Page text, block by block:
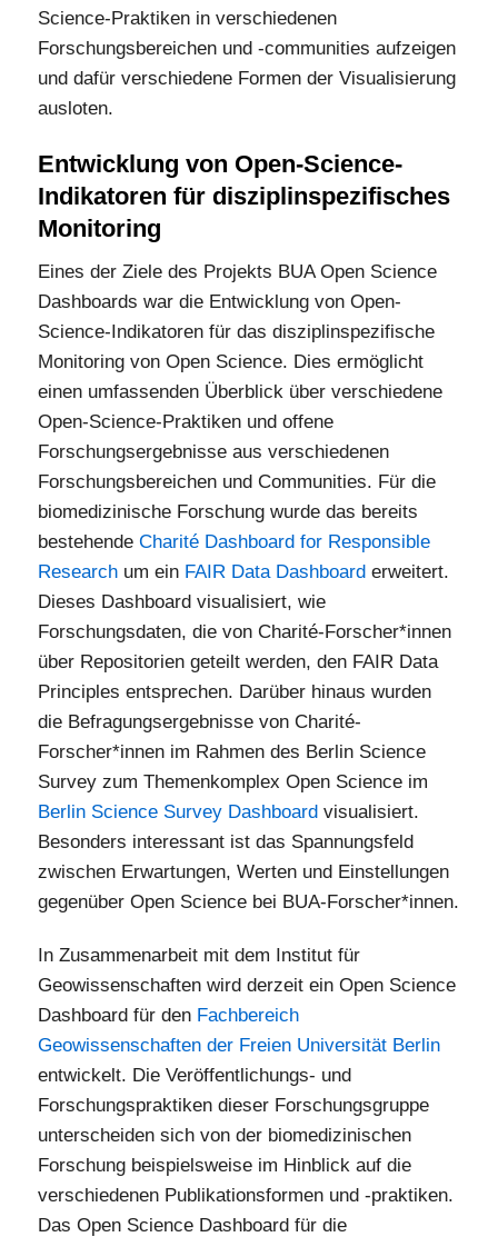
Science-Praktiken in verschiedenen
Forschungsbereichen und -communities aufzeigen
und dafür verschiedene Formen der Visualisierung
ausloten.
Entwicklung von Open-Science-
Indikatoren für disziplinspezifisches
Monitoring
Eines der Ziele des Projekts BUA Open Science
Dashboards war die Entwicklung von Open-
Science-Indikatoren für das disziplinspezifische
Monitoring von Open Science. Dies ermöglicht
einen umfassenden Überblick über verschiedene
Open-Science-Praktiken und offene
Forschungsergebnisse aus verschiedenen
Forschungsbereichen und Communities. Für die
biomedizinische Forschung wurde das bereits
bestehendeCharité Dashboard for Responsible
Research um ein FAIR Data Dashboard erweitert.
Dieses Dashboard visualisiert, wie
Forschungsdaten, die von Charité-Forscher*innen
über Repositorien geteilt werden, den FAIR Data
Principles entsprechen. Darüber hinaus wurden
die Befragungsergebnisse von Charité-
Forscher*innen im Rahmen des Berlin Science
Survey zum Themenkomplex Open Science im
Berlin Science Survey Dashboard visualisiert.
Besonders interessant ist das Spannungsfeld
zwischen Erwartungen, Werten und Einstellungen
gegenüber Open Science bei BUA-Forscher*innen.
In Zusammenarbeit mit dem Institut für
Geowissenschaften wird derzeit ein Open Science
Dashboard für den Fachbereich
Geowissenschaften der Freien Universität Berlin
entwickelt. Die Veröffentlichungs- und
Forschungspraktiken dieser Forschungsgruppe
unterscheiden sich von der biomedizinischen
Forschung beispielsweise im Hinblick auf die
verschiedenen Publikationsformen und -praktiken.
Das Open Science Dashboard für die